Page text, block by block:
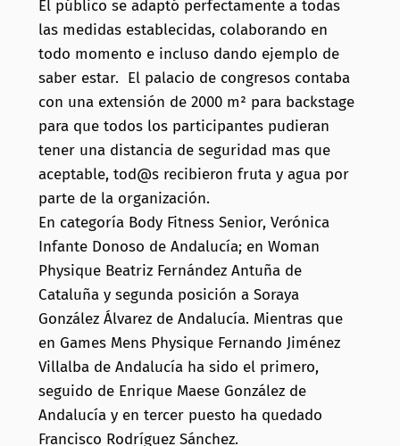
El público se adaptó perfectamente a todas
las medidas establecidas, colaborando en
todo momento e incluso dando ejemplo de
saber estar. El palacio de congresos contaba
con una extensión de 2000 m² para backstage
para que todos los participantes pudieran
tener una distancia de seguridad mas que
aceptable, tod@s recibieron fruta y agua por
parte de la organización.
En categoría Body Fitness Senior, Verónica
Infante Donoso de Andalucía; en Woman
Physique Beatriz Fernández Antuña de
Cataluña y segunda posición a Soraya
González Álvarez de Andalucía. Mientras que
en Games Mens Physique Fernando Jiménez
Villalba de Andalucía ha sido el primero,
seguido de Enrique Maese González de
Andalucía y en tercer puesto ha quedado
Francisco Rodríguez Sánchez.